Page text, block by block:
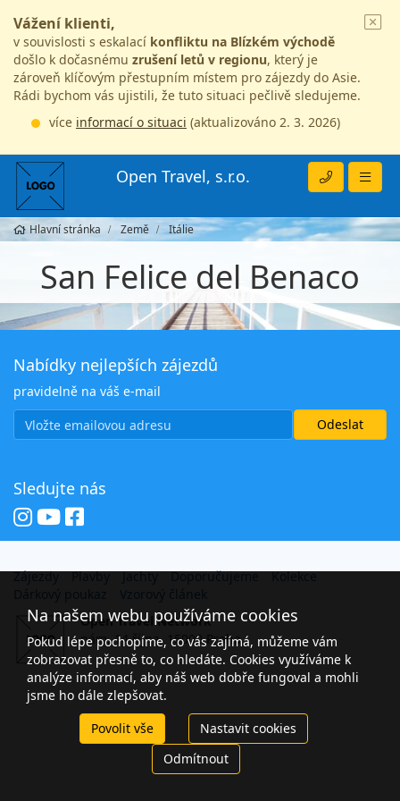
Vážení klienti,
v souvislosti s eskalací konfliktu na Blízkém východě
došlo k dočasnému zrušení letů v regionu, který je
zároveň klíčovým přestupním místem pro zájezdy do Asie.
Rádi bychom vás ujistili, že tuto situaci pečlivě sledujeme.
více informací o situaci (aktualizováno 2. 3. 2026)
Open Travel, s.r.o.
Hlavní stránka Země Itálie
San Felice del Benaco
Nabídky nejlepších zájezdů
pravidelně na váš e-mail
Sledujte nás
Zájezdy Plavby Jachty Doporučujeme
Kolekce
Open Travel Network
nám. 14 října, 15000 Praha
Na našem webu používáme cookies
Pokud lépe pochopíme, co vás zajímá, můžeme vám
zobrazovat přesně to, co hledáte. Cookies využíváme k
analýze informací, aby náš web dobře fungoval a mohli
jsme ho dále zlepšovat.
Povolit vše
Nastavit cookies
Odmítnout